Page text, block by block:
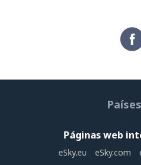
Países
Páginas web
eSky.eu eSky.com